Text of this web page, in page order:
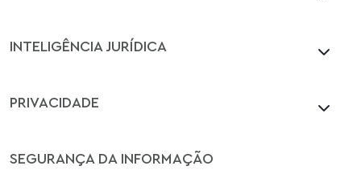
INTELIGÊNCIA JURÍDICA
PRIVACIDADE
SEGURANÇA DA INFORMAÇÃO